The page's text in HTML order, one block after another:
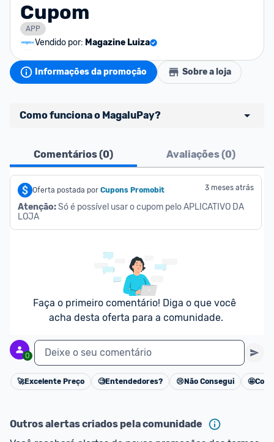
Cupom
APP
Vendido por: Magazine Luiza
Informações da promoção Sobre a loja
Como funciona o MagaluPay?
se aos detalhes abaixo:
- É necessário ter o valor total da compra (produto
+ frete) em forma de saldo na carteira MagaluPay;
- Caso você não tenha saldo, o desconto não será
dado para você;
bancária para o MagaluPay por PIX;
- Para parclar compras, é necessário cadastrar seu
cartão de crédito no MagaluPay;
Comentários (0) Avaliações (0)
Oferta postada por Cupons Promobit 3 meses atrás
Atenção: Só é possível usar o cupom pelo APLICATIVO DA
LOJA
Faça o primeiro comentário! Diga o que você
acha desta oferta para a comunidade.
0 Deixe o seu comentário
Cancelar
🚀Excelente Preço 🧐Entendedores? 😢 Não Consegui 🤩
Outros alertas criados pela comunidade